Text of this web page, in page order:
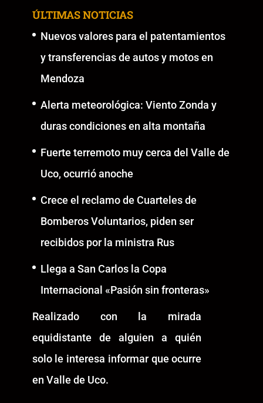
ÚLTIMAS NOTICIAS
Nuevos valores para el patentamientos
y transferencias de autos y motos en
Mendoza
Alerta meteorológica: Viento Zonda y
duras condiciones en alta montaña
Fuerte terremoto muy cerca del Valle de
Uco, ocurrió anoche
Crece el reclamo de Cuarteles de
Bomberos Voluntarios, piden ser
recibidos por la ministra Rus
Llega a San Carlos la Copa
Internacional «Pasión sin fronteras»
Realizado con la mirada
equidistante de alguien a quién
solo le interesa informar que ocurre
en Valle de Uco.